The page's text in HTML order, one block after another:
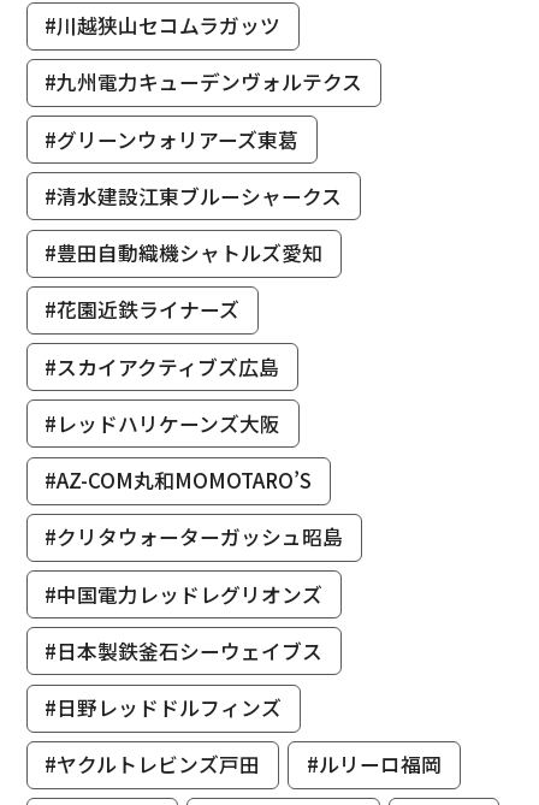
#川越狭山セコムラガッツ
#九州電力キューデンヴォルテクス
#グリーンウォリアーズ東葛
#清水建設江東ブルーシャークス
#豊田自動織機シャトルズ愛知
#花園近鉄ライナーズ
#スカイアクティブズ広島
#レッドハリケーンズ大阪
#AZ-COM丸和MOMOTARO’S
#クリタウォーターガッシュ昭島
#中国電力レッドレグリオンズ
#日本製鉄釜石シーウェイブス
#日野レッドドルフィンズ
#ヤクルトレビンズ戸田
#ルリーロ福岡